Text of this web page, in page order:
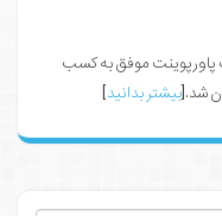
پاورپوینت موفق به کسب
شد.[بیشتر بدانید]